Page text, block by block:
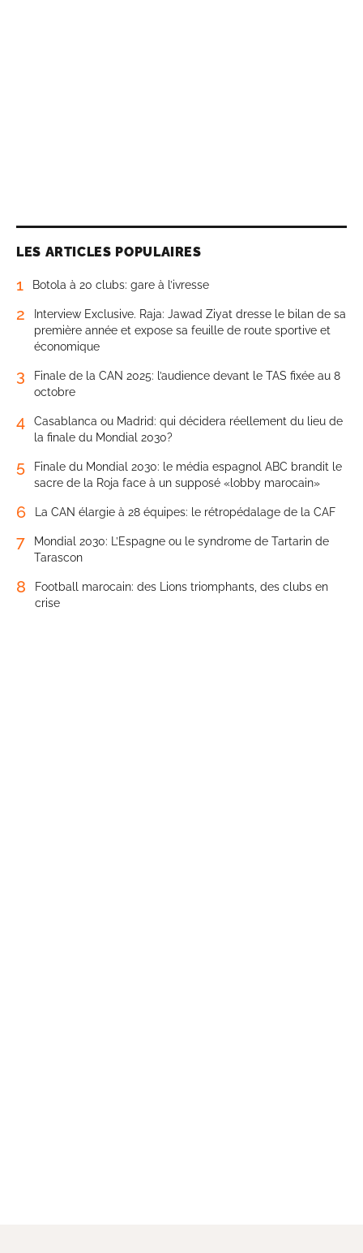
LES ARTICLES POPULAIRES
1 Botola à 20 clubs: gare à l’ivresse
2
Interview Exclusive. Raja: Jawad Ziyat dresse le bilan de sa
première année et expose sa feuille de route sportive et
économique
3
Finale de la CAN 2025: l’audience devant le TAS fixée au 8
octobre
4
Casablanca ou Madrid: qui décidera réellement du lieu de
la finale du Mondial 2030?
5
Finale du Mondial 2030: le média espagnol ABC brandit le
sacre de la Roja face à un supposé «lobby marocain»
6 La CAN élargie à 28 équipes: le rétropédalage de la CAF
7
Mondial 2030: L’Espagne ou le syndrome de Tartarin de
Tarascon
8
Football marocain: des Lions triomphants, des clubs en
crise